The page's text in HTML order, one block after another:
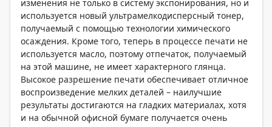
изменения не только в систему экспонирования, но и
используется новый ультрамелкодисперсный тонер,
получаемый с помощью технологии химического
осаждения. Кроме того, теперь в процессе печати не
используется масло, поэтому отпечаток, получаемый
на этой машине, не имеет характерного глянца.
Высокое разрешение печати обеспечивает отличное
воспроизведение мелких деталей – наилучшие
результаты достигаются на гладких материалах, хотя
и на обычной офисной бумаге получается очень